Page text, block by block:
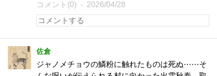
コメント(0) 2026/04/28
佐倉
ジャノメチョウの鱗粉に触れたものは死ぬ⋯⋯そ